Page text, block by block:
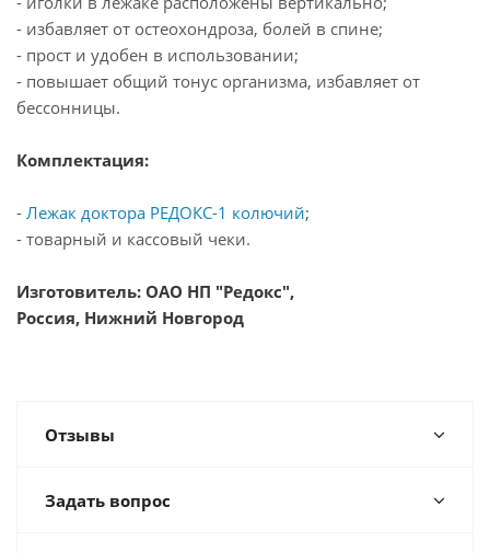
- избавляет от остеохондроза, болей в спине;
- прост и удобен в использовании;
- повышает общий тонус организма, избавляет от
бессонницы.
Комплектация:
- Лежак доктора РЕДОКС-1 колючий;
- товарный и кассовый чеки.
Изготовитель: ОАО НП "Редокс",
Россия, Нижний Новгород
Отзывы
Задать вопрос